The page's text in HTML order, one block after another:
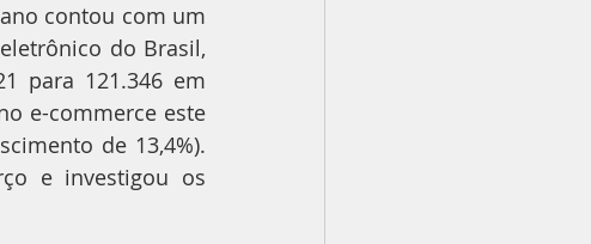
contou com um
do Brasil,
para 121.346 em
e-commerce este
de 13,4%).
e investigou os